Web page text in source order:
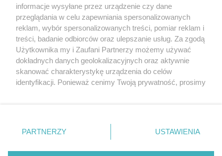
POGODA
14℃
Zobacz prognozę na 3 dni
Copyright © 2022 Kurier Szczeciński sp. z o.o.
Wszelkie prawa zastrzeżone
informacje wysyłane przez urządzenie czy dane
przeglądania w celu zapewniania spersonalizowanych
reklam, wybór spersonalizowanych treści, pomiar reklam i
treści, badanie odbiorców oraz ulepszanie usług. Za zgodą
Użytkownika my i Zaufani Partnerzy możemy używać
dokładnych danych geolokalizacyjnych oraz aktywnie
skanować charakterystykę urządzenia do celów
identyfikacji. Ponieważ cenimy Twoją prywatność, prosimy
prywatności znajdujący się w lewym dolnym rogu strony
. Niektóre rodzaje przetwarzania danych nie wymagają
PARTNERZY USTAWIENIA